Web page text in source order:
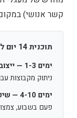
קשר אנושי)
תוכנית 14 יום לחזרה למשאבים
ימים 1-3 — ייצוב:
ניתוק מקבוצות
ימים 4-10 — שיקום:
פעם בשבוע,